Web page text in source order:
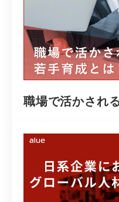
職場で活かされ